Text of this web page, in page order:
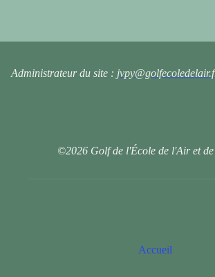
Administrateur du site :
©2026 Golf de l'École de l'Air et de
Accueil